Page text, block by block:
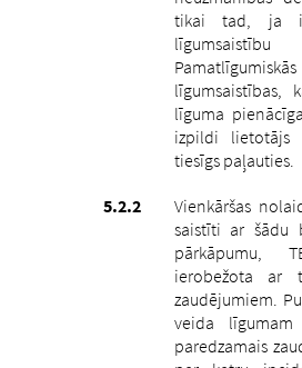
tikai tad, ja ir
līgumsaistības,
līguma
izpildi
tiesīgs paļauties.
Vienkāršas
saistīti ar šādu
pārkāpumu,
ierobežota ar
zaudējumiem.
veida līgumam
paredzamais